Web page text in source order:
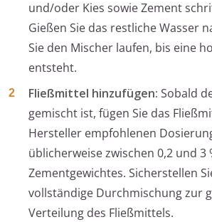
und/oder Kies sowie Zement
Gießen Sie das restliche Wasser
Sie den Mischer laufen, bis eine
entsteht.
Fließmittel hinzufügen: Sobald
gemischt ist, fügen Sie das
Hersteller empfohlenen
üblicherweise zwischen 0,2 und 3
Zementgewichtes. Sicherstellen
vollständige Durchmischung zur
Verteilung des Fließmittels.